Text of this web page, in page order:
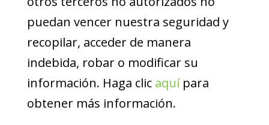
puedan vencer nuestra seguridad y
recopilar, acceder de manera
indebida, robar o modificar su
información. Haga clic aquí para
obtener más información.